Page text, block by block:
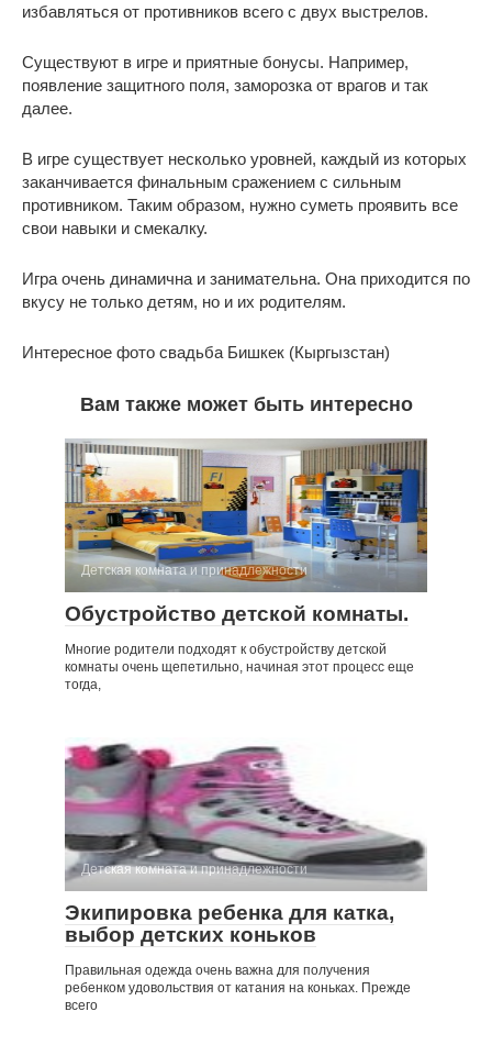
избавляться от противников всего с двух выстрелов.
Существуют в игре и приятные бонусы. Например,
появление защитного поля, заморозка от врагов и так
далее.
В игре существует несколько уровней, каждый из которых
заканчивается финальным сражением с сильным
противником. Таким образом, нужно суметь проявить все
свои навыки и смекалку.
Игра очень динамична и занимательна. Она приходится по
вкусу не только детям, но и их родителям.
Интересное фото свадьба Бишкек (Кыргызстан)
Вам также может быть интересно
Детская комната и принадлежности
Обустройство детской комнаты.
Многие родители подходят к обустройству детской
комнаты очень щепетильно, начиная этот процесс еще
тогда,
Детская комната и принадлежности
Экипировка ребенка для катка,
выбор детских коньков
Правильная одежда очень важна для получения
ребенком удовольствия от катания на коньках. Прежде
всего